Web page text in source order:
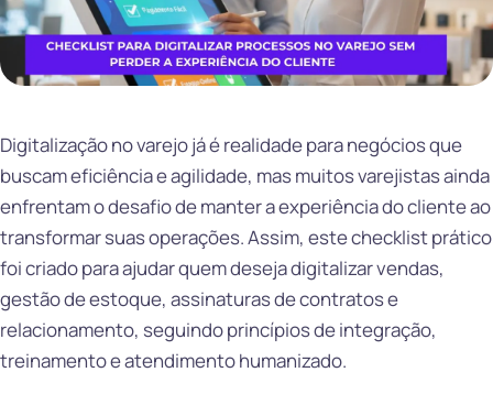
Digitalização no varejo já é realidade para negócios que
buscam eficiência e agilidade, mas muitos varejistas ainda
enfrentam o desafio de manter a experiência do cliente ao
transformar suas operações. Assim, este checklist prático
foi criado para ajudar quem deseja digitalizar vendas,
gestão de estoque, assinaturas de contratos e
relacionamento, seguindo princípios de integração,
treinamento e atendimento humanizado.